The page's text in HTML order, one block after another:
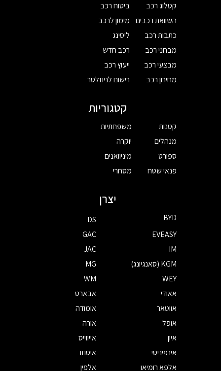
קטלוג רכב
השוואת רכבים
כתבות רכב
מבחני רכב
מבצעי רכב
מחירון רכב
ביטוח רכב
מימון לרכב
ליסינג
רכב חדש
ייעוץ רכב
רישום לניוזלטר
קטגוריות
קטנות
מנהלים
ספורט
פנאי שטח
משפחתיות
יוקרה
מיניוואנים
מסחרי
יצרן
BYD
DS
EVEASY
GAC
IM
JAC
KGM (סאנגיונג)
MG
WEY
WM
אאודי
אבארט
אווטאר
אומודה
אופל
אורה
איון
אייווייס
אינפיניטי
איסוזו
אלפא רומיאו
אלפין